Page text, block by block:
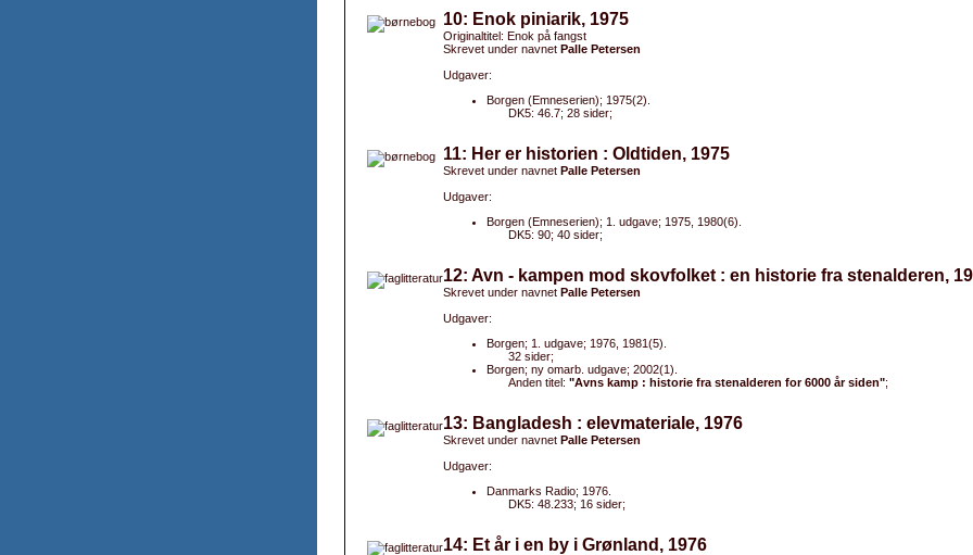
10: Enok piniarik, 1975
Originaltitel: Enok på fangst
Skrevet under navnet Palle Petersen
Udgaver:
Borgen (Emneserien); 1975(2).
DK5: 46.7; 28 sider;
11: Her er historien : Oldtiden, 1975
Skrevet under navnet Palle Petersen
Udgaver:
Borgen (Emneserien); 1. udgave; 1975, 1980(6).
DK5: 90; 40 sider;
12: Avn - kampen mod skovfolket : en historie fra stenalderen,
Skrevet under navnet Palle Petersen
Udgaver:
Borgen; 1. udgave; 1976, 1981(5).
32 sider;
Borgen; ny omarb. udgave; 2002(1).
Anden titel: "Avns kamp : historie fra stenalderen for 6000 år siden";
13: Bangladesh : elevmateriale, 1976
Skrevet under navnet Palle Petersen
Udgaver:
Danmarks Radio; 1976.
DK5: 48.233; 16 sider;
14: Et år i en by i Grønland, 1976